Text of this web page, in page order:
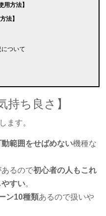
用方法】
法】
ついて
持ち良さ】
ます。
範囲をせばめない機種な
あるので初心者の人もこれ
すい。
ン10種類あるので扱いや